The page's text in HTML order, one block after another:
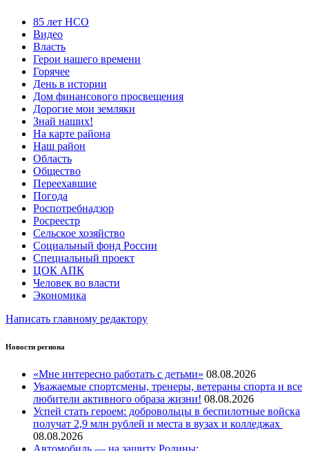
85 лет НСО
Видео
Власть
Герои нашего времени
Горячее
День в истории
Дом финансового просвещения
Дорогие мои земляки
Знай наших!
На карте района
Наш район
Область
Общество
Переехавшие
Погода
Роспотребнадзор
Росреестр
Сельское хозяйство
Социальный фонд России
Специальный проект
ЦОК АПК
Человек во власти
Экономика
Написать главному редактору
Новости региона
«Мне интересно работать с детьми» 08.08.2026
Уважаемые спортсмены, тренеры, ветераны спорта и все
любители активного образа жизни! 08.08.2026
Успей стать героем: добровольцы в беспилотные войска
получат 2,9 млн рублей и места в вузах и колледжах
08.08.2026